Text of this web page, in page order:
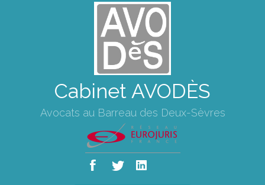
Cabinet AVODÈS
Avocats au Barreau des Deux-Sèvres